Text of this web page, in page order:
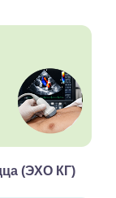
(ЭХО КГ)